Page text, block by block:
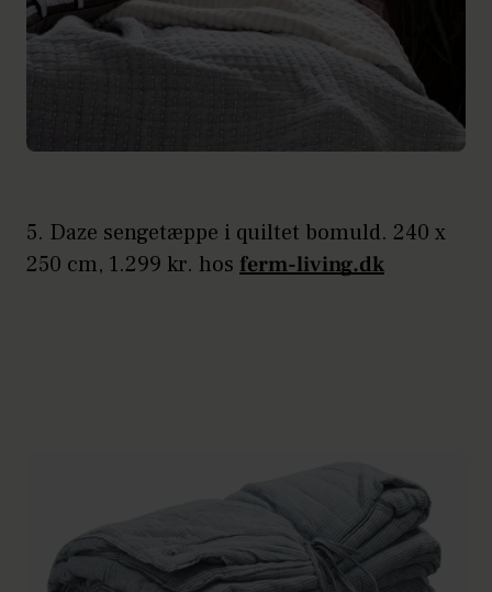
5. Daze sengetæppe i quiltet bomuld. 240 x
250 cm, 1.299 kr. hos ferm-living.dk